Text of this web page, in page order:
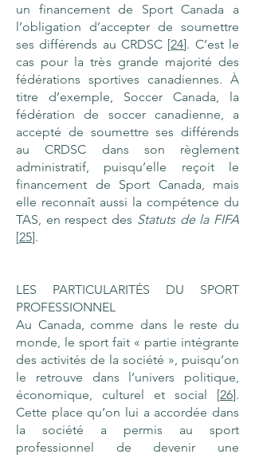
un financement de Sport Canada a
l’obligation d’accepter de soumettre
ses différends au CRDSC [24]. C’est le
cas pour la très grande majorité des
fédérations sportives canadiennes. À
titre d’exemple, Soccer Canada, la
fédération de soccer canadienne, a
accepté de soumettre ses différends
au CRDSC dans son règlement
administratif, puisqu’elle reçoit le
financement de Sport Canada, mais
elle reconnaît aussi la compétence du
TAS, en respect des Statuts de la FIFA
[25].
LES PARTICULARITÉS DU SPORT
PROFESSIONNEL
Au Canada, comme dans le reste du
monde, le sport fait « partie intégrante
des activités de la société », puisqu’on
le retrouve dans l’univers politique,
économique, culturel et social [26].
Cette place qu’on lui a accordée dans
la société a permis au sport
professionnel de devenir une